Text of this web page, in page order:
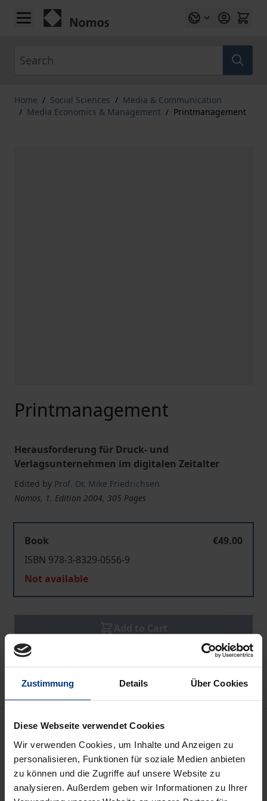
Zustimmung Details Über Cookies
Diese Webseite verwendet Cookies
Wir verwenden Cookies, um Inhalte und Anzeigen zu
personalisieren, Funktionen für soziale Medien anbieten
zu können und die Zugriffe auf unsere Website zu
analysieren. Außerdem geben wir Informationen zu Ihrer
Skip to Content
Home / Social Sciences / Media & Communication
/ Media Economics & Management / Printmanagement
Printmanagement
Herausforderung für Druck- und
Verlagsunternehmen im digitalen Zeitalter
Edited by Prof. Dr. Mike Friedrichsen
Nomos, 1. Edition 2004, 305 Pages
Book
€49.00
ISBN 978-3-8329-0556-9
Not available
Add to Wish List
Description
Die digitalen Veränderungen sind in der Printwelt
unübersehbar. Die Druck- und Verlagsbranche hat
sich mittlerweile darauf eingestellt. Prinzipiell haben